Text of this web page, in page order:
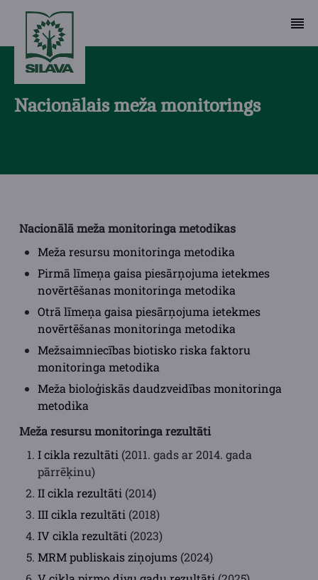
Nacionālais meža monitorings
Nacionālā meža monitoringa metodikas
Meža resursu monitoringa metodika
Pirmā līmeņa gaisa piesārņojuma ietekmes
novērtēšanas monitoringa metodika
Otrā līmeņa gaisa piesārņojuma ietekmes
novērtēšanas monitoringa metodika
Mežsaimniecības biotisko riska faktoru
monitoringa metodika
Meža bioloģiskās daudzveidības monitoringa
metodika
Meža resursu monitoringa rezultāti
I cikla rezultāti (2011. gads ar 2014. gada
pārrēķinu)
II cikla rezultāti (2014)
III cikla rezultāti (2018)
IV cikla rezultāti (2023)
MRM publiskais ziņojums (2024)